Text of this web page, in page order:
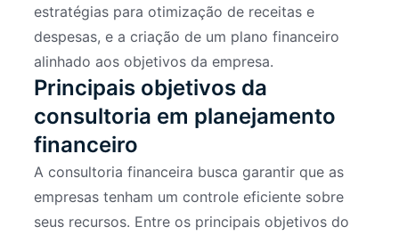
estratégias para otimização de receitas e
despesas, e a criação de um plano financeiro
alinhado aos objetivos da empresa.
Principais objetivos da
consultoria em planejamento
financeiro
A consultoria financeira busca garantir que as
empresas tenham um controle eficiente sobre
seus recursos. Entre os principais objetivos do